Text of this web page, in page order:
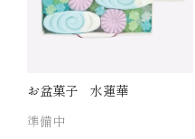
お盆菓子 水蓮華
準備中